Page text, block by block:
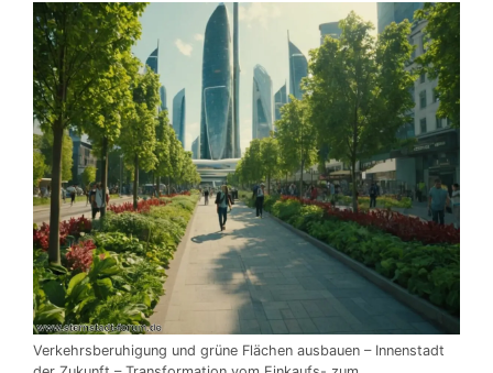
Verkehrsberuhigung und grüne Flächen ausbauen – Innenstadt